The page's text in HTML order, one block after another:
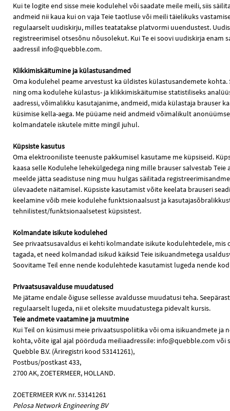
Kui te logite end sisse meie kodulehel või saadate meile meili, siis
andmeid nii kaua kui on vaja Teie taotluse või meili täielikuks
regulaarselt uudiskirju, milles teatatakse platvormi uuendustest.
registreerimisel otsesõnu nõusolekut. Kui Te ei soovi uudiskirja enam
aadressil info@quebble.com.
Klikkimiskäitumine ja külastusandmed
Oma kodulehel peame arvestust ka üldistes külastusandemete kohta.
ning oma kodulehe külastus- ja klikkimiskäitumise statistiliseks
aadressi, võimalikku kasutajanime, andmeid, mida külastaja brauser
küsimise kella-aega. Me püüame neid andmeid võimalikult
kolmandatele iskutele mitte mingil juhul.
Küpsiste kasutus
Oma elektrooniliste teenuste pakkumisel kasutame me küpsiseid.
kaasa selle Kodulehe lehekülgedega ning mille brauser salvestab
meelde jätta seadistuse ning muu hulgas säilitada
ülevaadete näitamisel. Küpsiste kasutamist võite keelata brauseri
keelamine võib meie kodulehe funktsionaalsust ja
tehnilistest/funktsionaalsetest küpsistest.
Kolmandate isikute kodulehed
See privaatsusavaldus ei kehti kolmandate isikute kodulehtedele, mis
tagada, et need kolmandad isikud käiksid Teie isikuandmetega
Soovitame Teil enne nende kodulehtede kasutamist lugeda nende
Privaatsusavalduse muudatused
Me jätame endale õiguse sellesse avaldusse muudatusi teha.
regulaarselt lugeda, nii et oleksite muudatustega pidevalt kursis.
Teie andmete vaatamine ja muutmine
Kui Teil on küsimusi meie privaatsuspoliitika või oma isikuandmete ja
kohta, võite igal ajal pöörduda meiliaadressile: info@quebble.com või
Quebble B.V. (Äriregistri kood 53141261),
Postbus/postkast 433,
2700 AK, ZOETERMEER, HOLLAND.
ZOETERMEER KVK nr. 53141261
Pelosa Network Engineering BV